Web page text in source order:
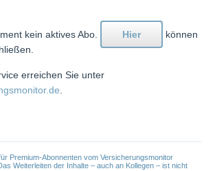
kein aktives Abo.
Hier
können
erreichen Sie unter
Premium-Abonnenten vom Versicherungsmonitor
Weiterleiten der Inhalte – auch an Kollegen – ist nicht